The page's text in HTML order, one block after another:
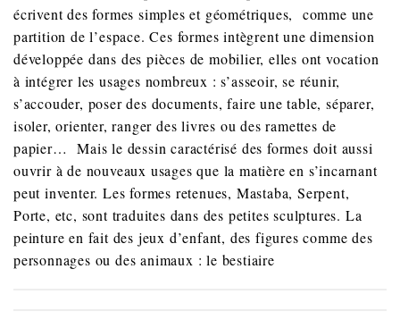
écrivent des formes simples et géométriques, comme une
partition de l’espace. Ces formes intègrent une dimension
développée dans des pièces de mobilier, elles ont vocation
à intégrer les usages nombreux : s’asseoir, se réunir,
s’accouder, poser des documents, faire une table, séparer,
isoler, orienter, ranger des livres ou des ramettes de
papier… Mais le dessin caractérisé des formes doit aussi
ouvrir à de nouveaux usages que la matière en s’incarnant
peut inventer. Les formes retenues, Mastaba, Serpent,
Porte, etc, sont traduites dans des petites sculptures. La
peinture en fait des jeux d’enfant, des figures comme des
personnages ou des animaux : le bestiaire